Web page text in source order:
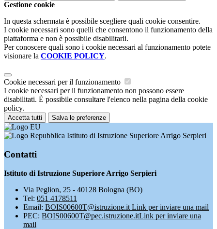
Gestione cookie
In questa schermata è possibile scegliere quali cookie consentire.
I cookie necessari sono quelli che consentono il funzionamento della
piattaforma e non è possibile disabilitarli.
Per conoscere quali sono i cookie necessari al funzionamento potete
visionare la COOKIE POLICY.
Cookie necessari per il funzionamento
I cookie necessari per il funzionamento non possono essere
disabilitati. È possibile consultare l'elenco nella pagina della cookie
policy.
Accetta tutti Salva le preferenze
Istituto di Istruzione Superiore Arrigo Serpieri
Contatti
Istituto di Istruzione Superiore Arrigo Serpieri
Via Peglion, 25 - 40128 Bologna (BO)
Tel: 051 4178511
Email: BOIS00600T@istruzione.it Link per inviare una mail
PEC: BOIS00600T@pec.istruzione.itLink per inviare una
mail